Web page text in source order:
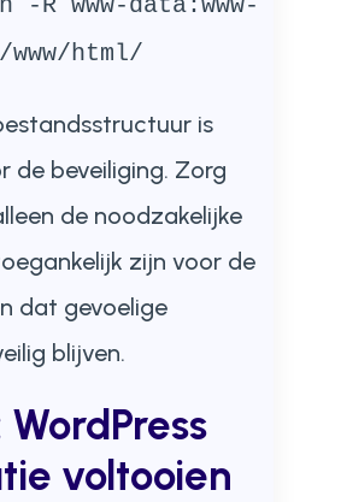
html/
is
de beveiliging. Zorg
de noodzakelijke
zijn voor de
dat gevoelige
blijven.
voltooien